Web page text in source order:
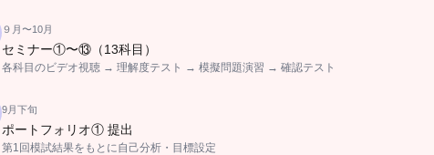
９月〜10月
セミナー①〜⑬（13科目）
各科目のビデオ視聴 → 理解度テスト → 模擬問題演習 → 確認テスト
9月下旬
ポートフォリオ① 提出
第1回模試結果をもとに自己分析・目標設定